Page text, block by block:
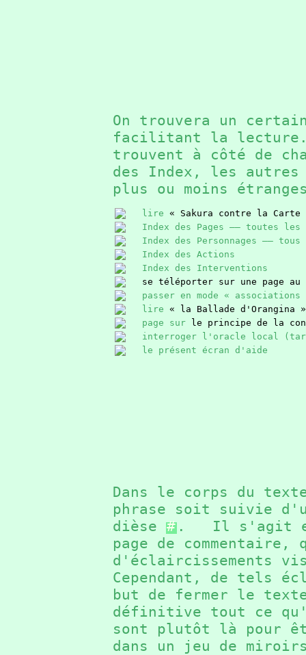
On trouvera un
facilitant la lecture.
trouvent à côté de
des Index, les autres
plus ou moins
lire « Sakura contre la Carte
Index des Pages —— toutes
Index des Personnages ——
Index des Actions
Index des Interventions
se téléporter sur une page au
passer en mode « associations
lire « la Ballade d'Orangina »
page sur
le principe de la
interroger l'oracle local
le présent écran d'aide
Dans le corps du
phrase soit suivie
dièse #. Il s'agit en
page de commentaire,
d'éclaircissements
Cependant, de tels
but de fermer le
définitive tout ce
sont plutôt là pour
dans un jeu de